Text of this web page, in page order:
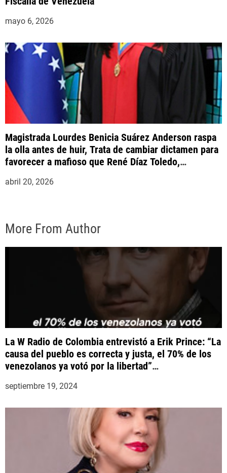
mayo 6, 2026
Magistrada Lourdes Benicia Suárez Anderson raspa
la olla antes de huir, Trata de cambiar dictamen para
favorecer a mafioso que René Díaz Toledo,
abril 20, 2026
More From Author
La W Radio de Colombia entrevistó a Erik Prince: “La
causa del pueblo es correcta y justa, el 70% de los
venezolanos ya votó por la libertad”
septiembre 19, 2024